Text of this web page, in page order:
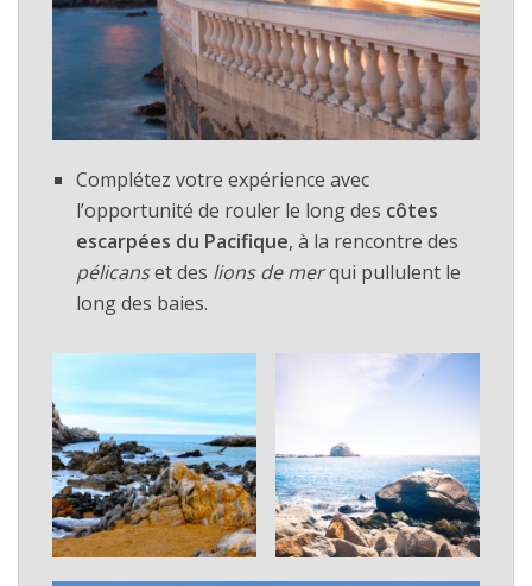
Complétez votre expérience avec
l’opportunité de rouler le long des côtes
escarpées du Pacifique, à la rencontre des
pélicanset des lions de merqui pullulent le
long des baies.